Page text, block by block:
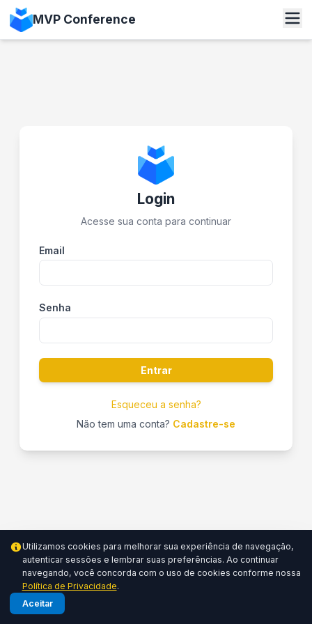
MVP Conference
Login
Acesse sua conta para continuar
Email
Senha
Entrar
Esqueceu a senha?
Não tem uma conta? Cadastre-se
© 2026 - MVP Conference. Feito voluntariamente pela comunidade.
Portal: 1.1.0
Utilizamos cookies para melhorar sua experiência de navegação,
autenticar sessões e lembrar suas preferências. Ao continuar
navegando, você concorda com o uso de cookies conforme nossa
Política de Privacidade.
Aceitar